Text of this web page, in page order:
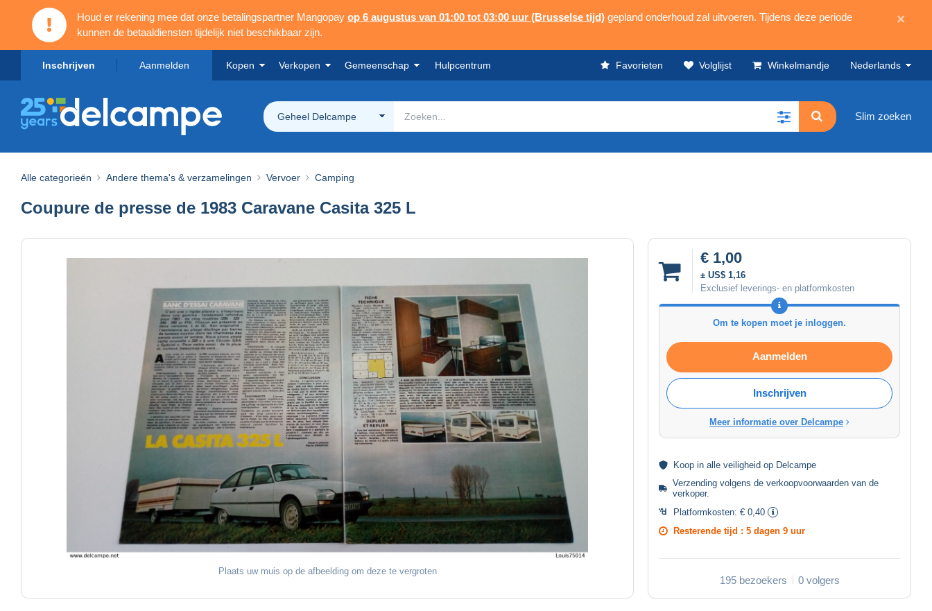
Houd er rekening mee dat onze betalingspartner Mangopay op 6 augustus van 01:00 tot 03:00 uur (Brusselse tijd) gepland onderhoud zal uitvoeren. Tijdens deze periode
kunnen de betaaldiensten tijdelijk niet beschikbaar zijn.
×
Inschrijven Aanmelden Kopen Verkopen Gemeenschap Hulpcentrum Favorieten Volglijst Winkelmandje Nederlands
Geheel Delcampe Slim zoeken
Alle categorieën Andere thema's & verzamelingen Vervoer Camping
Coupure de presse de 1983 Caravane Casita 325 L
Plaats uw muis op de afbeelding om deze te vergroten
€ 1,00
± US$ 1,16
Exclusief leverings- en platformkosten
Om te kopen moet je inloggen.
Aanmelden
Inschrijven
Meer informatie over Delcampe
Koop in alle veiligheid op Delcampe
Verzending volgens deverkoopvoorwaarden van de
verkoper.
Platformkosten: € 0,40
Resterende tijd : 5 dagen 9 uur
195 bezoekers 0 volgers